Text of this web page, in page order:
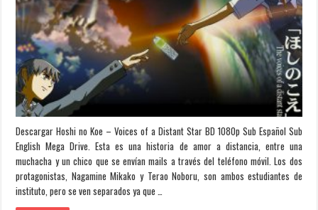
Descargar Hoshi no Koe – Voices of a Distant Star BD 1080p Sub Español Sub
English Mega Drive. Esta es una historia de amor a distancia, entre una
muchacha y un chico que se envían mails a través del teléfono móvil. Los dos
protagonistas, Nagamine Mikako y Terao Noboru, son ambos estudiantes de
instituto, pero se ven separados ya que …